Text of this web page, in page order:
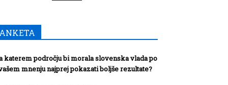
katerem področju bi morala slovenska vlada po
mnenju najprej pokazati boljše rezultate?